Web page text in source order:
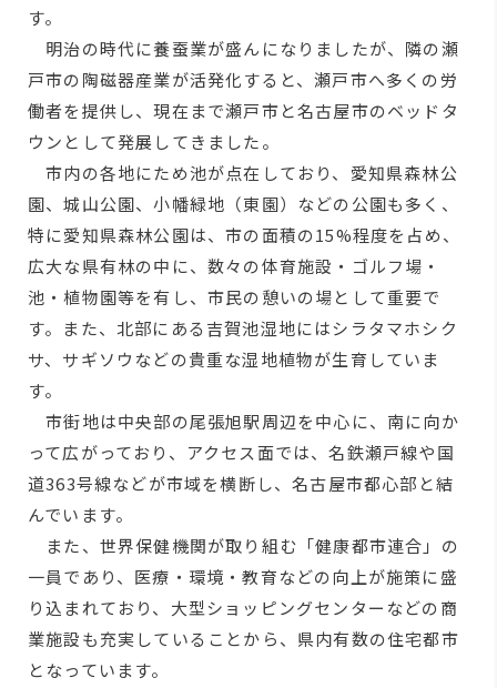
す。
明治の時代に養蚕業が盛んになりましたが、隣の瀬
戸市の陶磁器産業が活発化すると、瀬戸市へ多くの労
働者を提供し、現在まで瀬戸市と名古屋市のベッドタ
ウンとして発展してきました。
市内の各地にため池が点在しており、愛知県森林公
園、城山公園、小幡緑地（東園）などの公園も多く、
特に愛知県森林公園は、市の面積の15%程度を占め、
広大な県有林の中に、数々の体育施設・ゴルフ場・
池・植物園等を有し、市民の憩いの場として重要で
す。また、北部にある吉賀池湿地にはシラタマホシク
サ、サギソウなどの貴重な湿地植物が生育していま
す。
市街地は中央部の尾張旭駅周辺を中心に、南に向か
って広がっており、アクセス面では、名鉄瀬戸線や国
道363号線などが市域を横断し、名古屋市都心部と結
んでいます。
また、世界保健機関が取り組む「健康都市連合」の
一員であり、医療・環境・教育などの向上が施策に盛
り込まれており、大型ショッピングセンターなどの商
業施設も充実していることから、県内有数の住宅都市
となっています。